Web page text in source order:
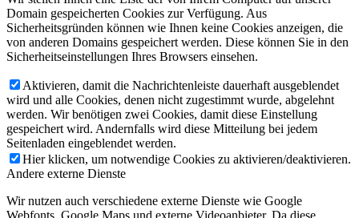
Domain gespeicherten Cookies zur Verfügung. Aus
Sicherheitsgründen können wie Ihnen keine Cookies anzeigen, die
von anderen Domains gespeichert werden. Diese können Sie in den
Sicherheitseinstellungen Ihres Browsers einsehen.
Aktivieren, damit die Nachrichtenleiste dauerhaft ausgeblendet
wird und alle Cookies, denen nicht zugestimmt wurde, abgelehnt
werden. Wir benötigen zwei Cookies, damit diese Einstellung
gespeichert wird. Andernfalls wird diese Mitteilung bei jedem
Seitenladen eingeblendet werden.
Hier klicken, um notwendige Cookies zu aktivieren/deaktivieren.
Andere externe Dienste
Wir nutzen auch verschiedene externe Dienste wie Google
Webfonts, Google Maps und externe Videoanbieter. Da diese